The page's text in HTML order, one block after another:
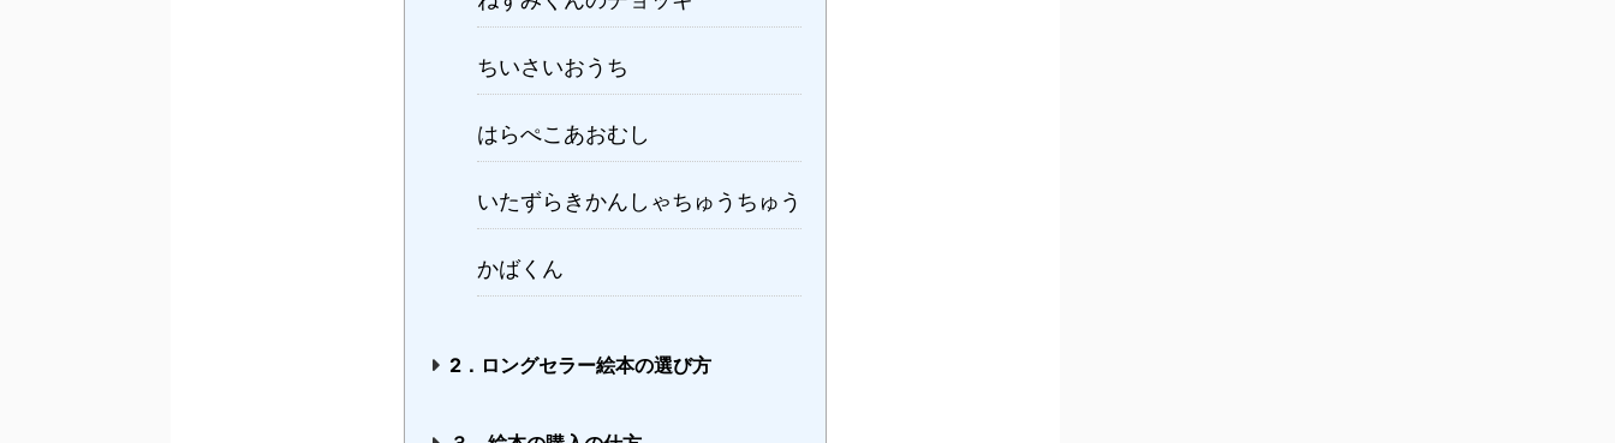
ちいさいおうち
はらぺこあおむし
いたずらきかんしゃちゅうちゅう
かばくん
2．ロングセラー絵本の選び方